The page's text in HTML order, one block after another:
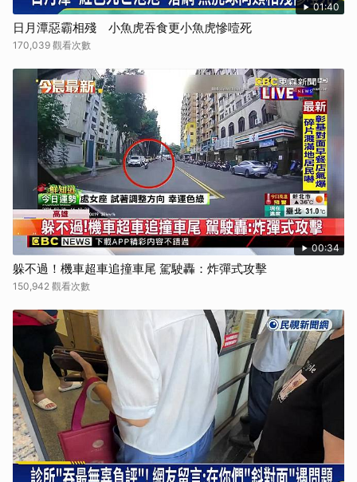
01:40
日月潭惡霸相殘 小魚虎吞食更小魚虎慘噎死
170,039 觀看次數
00:34
躲不過！機車超車追撞車尾 駕駛轟：炸彈式攻擊
150,942 觀看次數